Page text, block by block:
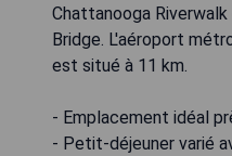
Chattanooga
Bridge. L'aéroport
est situé à 11 km.
- Emplacement idéal
- Petit-déjeuner varié